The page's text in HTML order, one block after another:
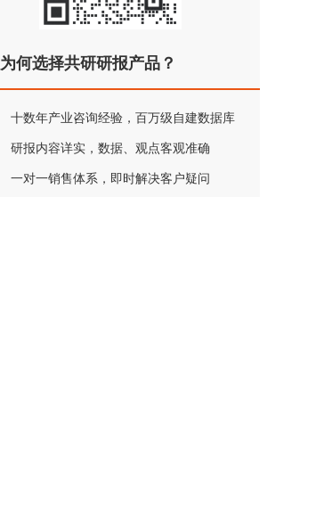
为何选择共研研报产品？
十数年产业咨询经验，百万级自建数据库
研报内容详实，数据、观点客观准确
一对一销售体系，即时解决客户疑问